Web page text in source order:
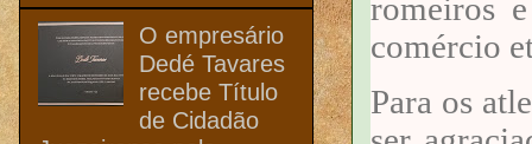
romeiros
comércio
Para os
O empresário
Dedé Tavares
recebe Título
de Cidadão